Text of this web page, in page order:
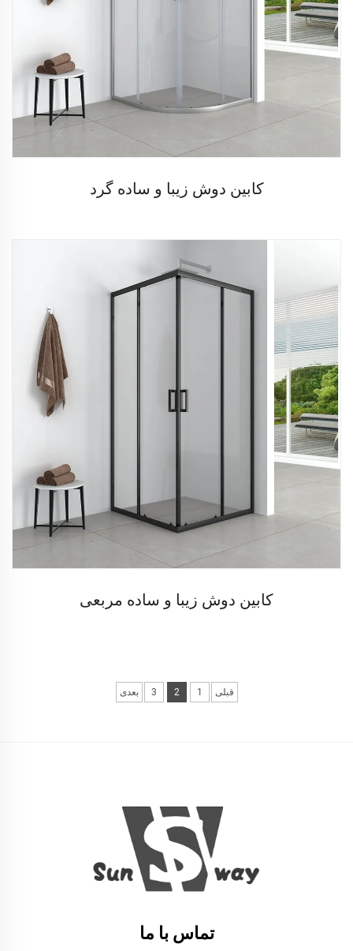
کابین دوش زیبا و ساده گرد
کابین دوش زیبا و ساده مربعی
قبلی 1
2
3 بعدی
تماس با ما